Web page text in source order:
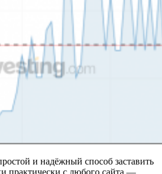
и надёжный способ заставить
практически с любого сайта —